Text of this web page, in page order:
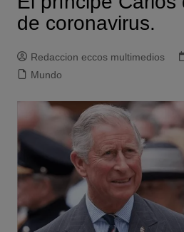
de coronavirus.
Redaccion eccos multimedios
Mundo